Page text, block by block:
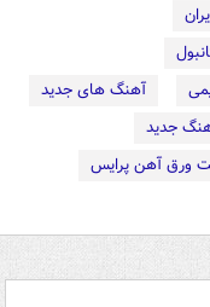
آهنگ های جدید
جدید
ورق آهن پرایس